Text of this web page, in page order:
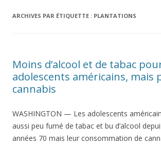
ARCHIVES PAR ÉTIQUETTE : PLANTATIONS
Moins d’alcool et de tabac
adolescents américains, mais
cannabis
WASHINGTON — Les adolescents
aussi peu fumé de tabac et bu d’alcool
années 70 mais leur consommation de